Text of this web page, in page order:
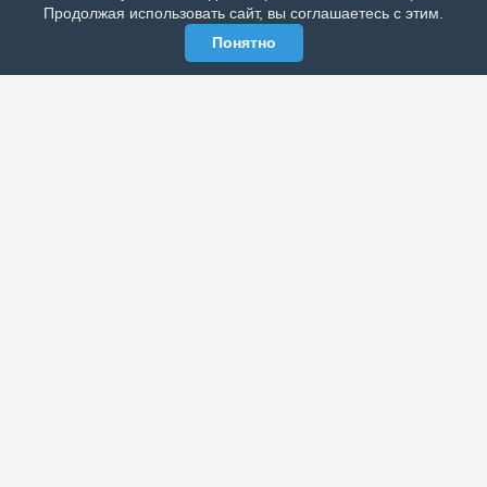
Продолжая использовать сайт, вы соглашаетесь с этим.
Понятно